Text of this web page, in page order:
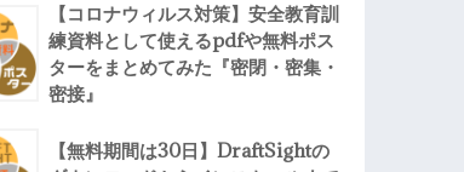
【コロナウィルス対策】安全教育訓
練資料として使えるpdfや無料ポス
ターをまとめてみた『密閉・密集・
密接』
【無料期間は30日】DraftSightの